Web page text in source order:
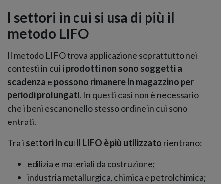
I settori in cui si usa di più il
metodo LIFO
Il metodo LIFO trova applicazione soprattutto nei
contesti in cui i prodotti non sono soggetti a
scadenza e possono rimanere in magazzino per
periodi prolungati. In questi casi non è necessario
che i beni escano nello stesso ordine in cui sono
entrati.
Tra i settori in cui il LIFO è più utilizzato rientrano:
edilizia e materiali da costruzione;
industria metallurgica, chimica e petrolchimica;